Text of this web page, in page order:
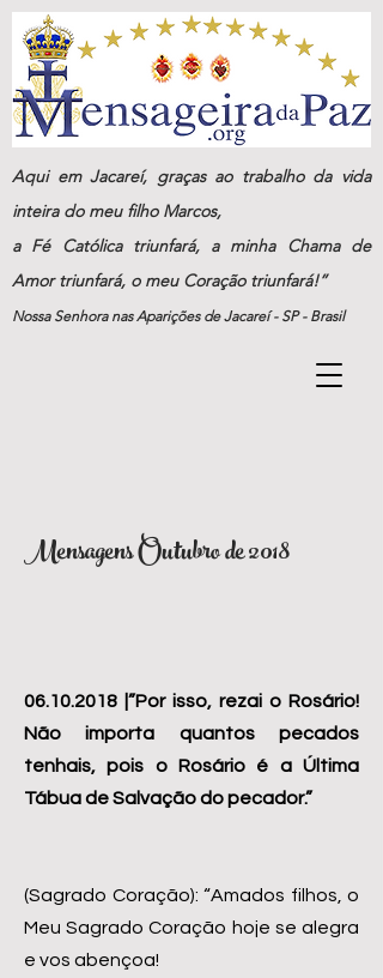
Aqui em Jacareí, graças ao trabalho da vida
inteira do meu filho Marcos,
a Fé Católica triunfará, a minha Chama de
Amor triunfará, o meu Coração triunfará!”
Nossa Senhora nas Aparições de Jacareí - SP - Brasil
Mensagens Outubro de 2018
06.10.2018 |”Por isso, rezai o Rosário!
Não importa quantos pecados
tenhais, pois o Rosário é a Última
Tábua de Salvação do pecador.”
(Sagrado Coração): “Amados filhos, o
Meu Sagrado Coração hoje se alegra
e vos abençoa!